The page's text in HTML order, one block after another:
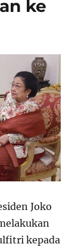
ke
Joko
kepada